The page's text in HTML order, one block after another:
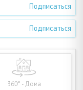
Подписаться
Подписаться
360° - Дома